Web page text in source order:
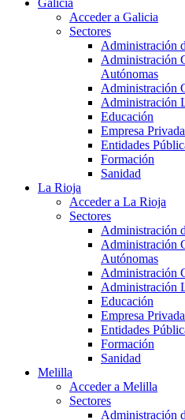
Galicia
Acceder a Galicia
Sectores
Administración
Administración
Autónomas
Administración
Administración
Educación
Empresa Privada
Entidades
Formación
Sanidad
La Rioja
Acceder a La Rioja
Sectores
Administración
Administración
Autónomas
Administración
Administración
Educación
Empresa Privada
Entidades
Formación
Sanidad
Melilla
Acceder a Melilla
Sectores
Administración